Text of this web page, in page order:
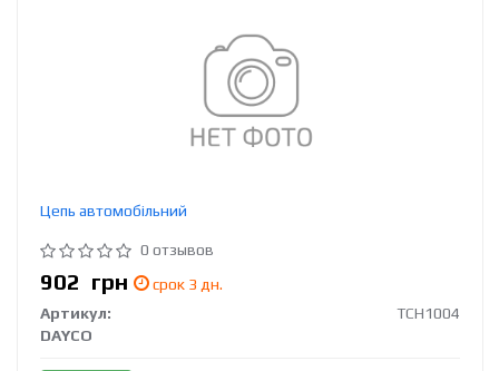
Цепь автомобільний
0 отзывов
902 грн
срок 3 дн.
Артикул:
TCH1004
DAYCO